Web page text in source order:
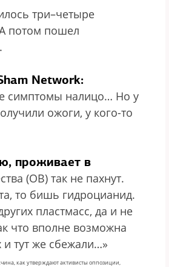
три–четыре
потом пошел
Network:
симптомы налицо… Но у
ожоги, у кого-то
проживает в
(ОВ) так не пахнут.
то бишь гидроцианид.
пластмасс, да и не
что вполне возможна
и тут же сбежали…»
как утверждают активисты оппозиции,